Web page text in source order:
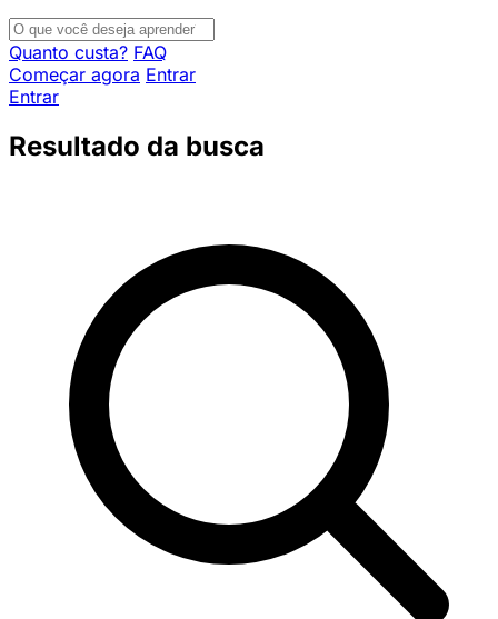
Quanto custa? FAQ
Começar agora Entrar
Entrar
Resultado da busca